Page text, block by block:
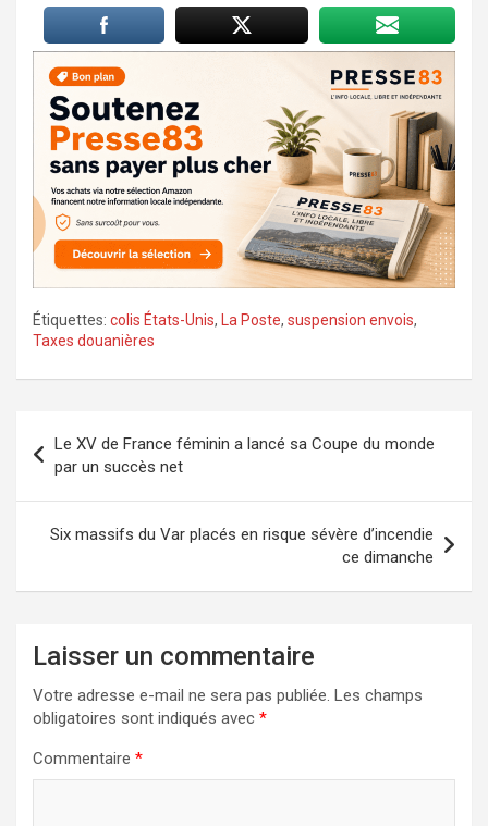
Étiquettes: colis États-Unis, La Poste, suspension envois,
Taxes douanières
de
l’article
Le XV de France féminin a lancé sa Coupe du monde
par un succès net
Six massifs du Var placés en risque sévère d’incendie
ce dimanche
Laisser un commentaire
Votre adresse e-mail ne sera pas publiée. Les champs
obligatoires sont indiqués avec *
Commentaire *